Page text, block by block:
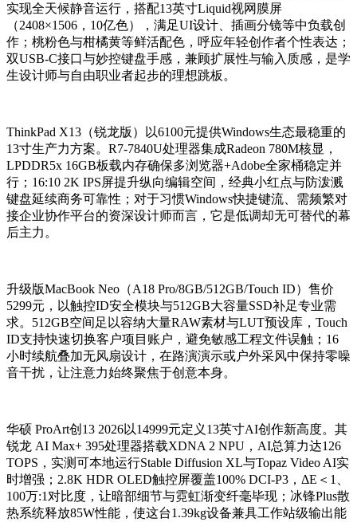
实现全天候静音运行，搭配13英寸Liquid视网膜屏
（2408×1506，10亿色），满足UI设计、插画分镜等中负载创
作；桃粉色与柑橘黄等鲜活配色，呼应年轻创作者个性表达；
双USB-C接口与妙控键盘手感，兼顾扩展性与输入质感，是学
生设计师与自由职业者起步的理想跳板。
ThinkPad X13（锐龙版）以6100元提供Windows生态最稳重的
13寸生产力方案。R7-7840U处理器集成Radeon 780M核显，
LPDDR5x 16GB板载内存确保多浏览器+Adobe全家桶稳定并
行；16:10 2K IPS屏提升纵向编辑空间，经典小红点与防泼溅
键盘延续商务可靠性；对于习惯Windows快捷键流、需频繁对
接企业协作平台的资深设计师而言，它是低调却无可替代的幕
后主力。
升级版MacBook Neo（A18 Pro/8GB/512GB/Touch ID）售价
5299元，以触控ID安全模块与512GB大容量SSD补足专业需
求。512GB空间足以容纳大量RAW素材与LUT预设库，Touch
ID支持快速切换客户项目账户，避免敏感工程文件误触；16
小时续航叠加无风扇设计，在路演演示或户外采风中保持零噪
音干扰，让注意力始终聚焦于创意本身。
华硕 ProArt创13 2026以14999元定义13英寸AI创作新高度。其
锐龙 AI Max+ 395处理器搭载XDNA 2 NPU，AI总算力达126
TOPS，实测可本地运行Stable Diffusion XL与Topaz Video AI实
时增强；2.8K HDR OLED触控屏覆盖100% DCI-P3，ΔE＜1、
100万:1对比度，让暗部细节与霓虹渐变纤毫毕现；冰锋Plus散
热系统释放85W性能，使这台1.39kg设备兼具工作站级输出能